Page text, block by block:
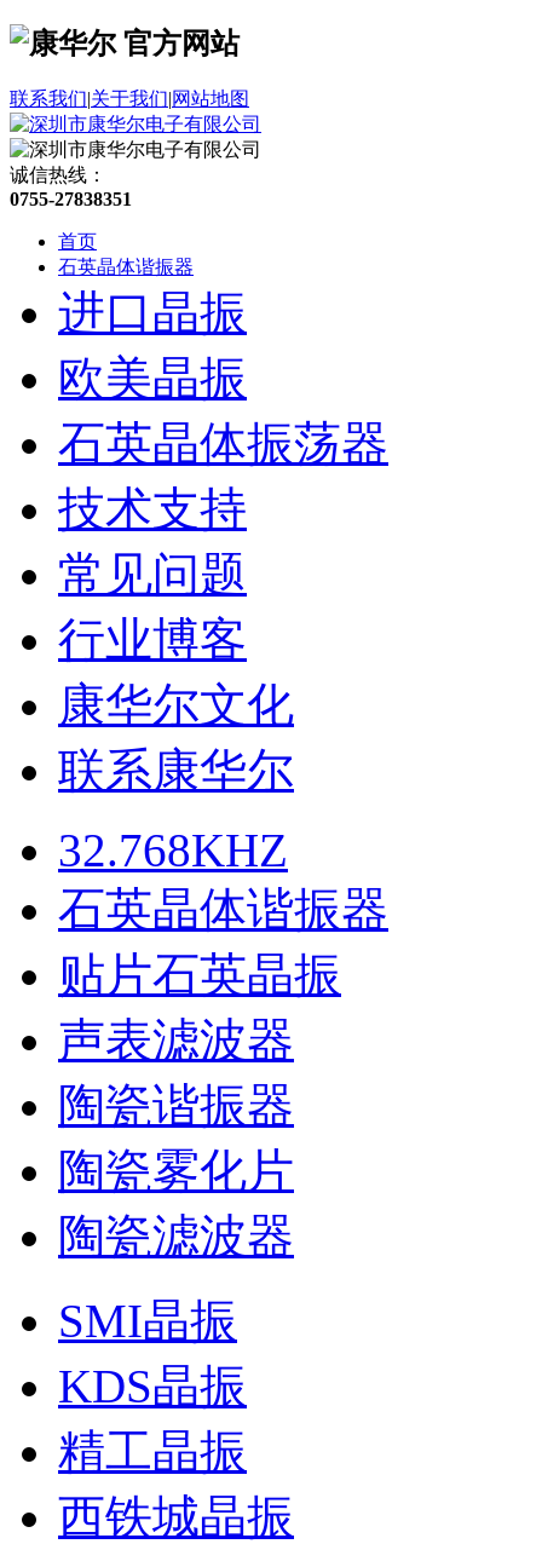
联系我们|关于我们|网站地图
诚信热线：
0755-27838351
首页
石英晶体谐振器
进口晶振
欧美晶振
石英晶体振荡器
技术支持
常见问题
行业博客
康华尔文化
联系康华尔
32.768KHZ
石英晶体谐振器
贴片石英晶振
声表滤波器
陶瓷谐振器
陶瓷雾化片
陶瓷滤波器
SMI晶振
KDS晶振
精工晶振
西铁城晶振